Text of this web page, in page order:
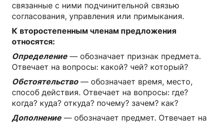
связанные с ними подчинительной связью
согласования, управления или примыкания.
К второстепенным членам предложения
относятся:
Определение— обозначает признак предмета.
Отвечает на вопросы: какой? чей? который?
Обстоятельство— обозначает время, место,
способ действия. Отвечает на вопросы: где?
когда? куда? откуда? почему? зачем? как?
Дополнение— обозначает предмет. Отвечает на